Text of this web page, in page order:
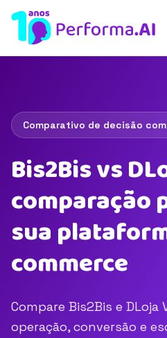
Comparativo de decisão
Bis2Bis vs
comparação
sua
commerce
Compare Bis2Bis e
operação, conversão e